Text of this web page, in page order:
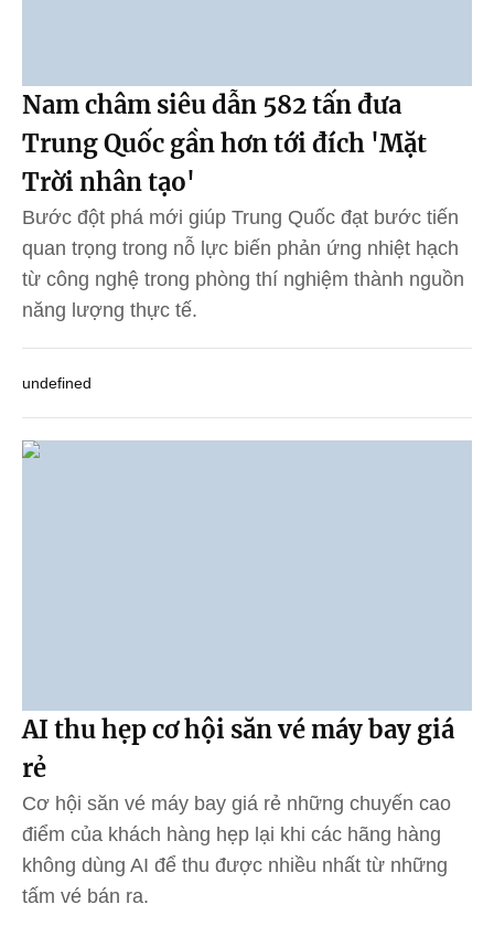
Nam châm siêu dẫn 582 tấn đưa
Trung Quốc gần hơn tới đích 'Mặt
Trời nhân tạo'
Bước đột phá mới giúp Trung Quốc đạt bước tiến
quan trọng trong nỗ lực biến phản ứng nhiệt hạch
từ công nghệ trong phòng thí nghiệm thành nguồn
năng lượng thực tế.
undefined
AI thu hẹp cơ hội săn vé máy bay giá
rẻ
Cơ hội săn vé máy bay giá rẻ những chuyến cao
điểm của khách hàng hẹp lại khi các hãng hàng
không dùng AI để thu được nhiều nhất từ những
tấm vé bán ra.